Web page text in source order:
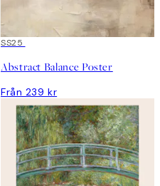
SS25
Abstract Balance Poster
Från 239 kr